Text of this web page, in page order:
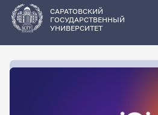
основному
содержанию
САРАТОВСКИЙ
ГОСУДАРСТВЕННЫЙ
УНИВЕРСИТЕТ